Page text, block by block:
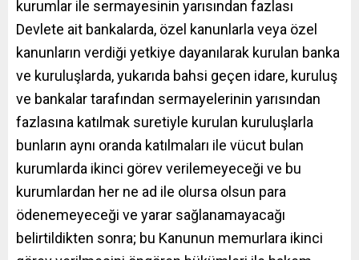
kurumlar ile sermayesinin yarısından fazlası
Devlete ait bankalarda, özel kanunlarla veya özel
kanunların verdiği yetkiye dayanılarak kurulan banka
ve kuruluşlarda, yukarıda bahsi geçen idare, kuruluş
ve bankalar tarafından sermayelerinin yarısından
fazlasına katılmak suretiyle kurulan kuruluşlarla
bunların aynı oranda katılmaları ile vücut bulan
kurumlarda ikinci görev verilemeyeceği ve bu
kurumlardan her ne ad ile olursa olsun para
ödenemeyeceği ve yarar sağlanamayacağı
belirtildikten sonra; bu Kanunun memurlara ikinci